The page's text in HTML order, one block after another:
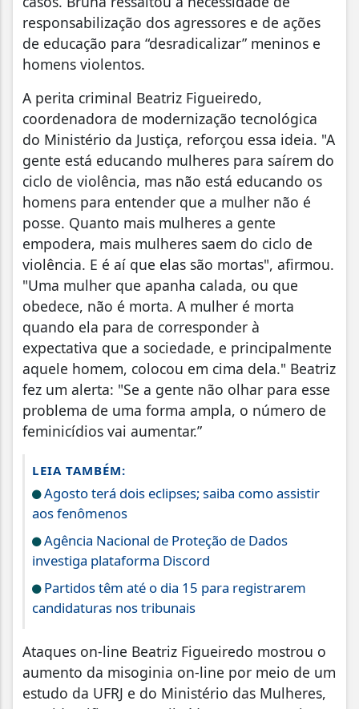
responsabilização dos agressores e de ações
de educação para “desradicalizar” meninos e
homens violentos.
A perita criminal Beatriz Figueiredo,
coordenadora de modernização tecnológica
do Ministério da Justiça, reforçou essa ideia. "A
gente está educando mulheres para saírem do
ciclo de violência, mas não está educando os
homens para entender que a mulher não é
posse. Quanto mais mulheres a gente
empodera, mais mulheres saem do ciclo de
violência. E é aí que elas são mortas", afirmou.
"Uma mulher que apanha calada, ou que
obedece, não é morta. A mulher é morta
quando ela para de corresponder à
expectativa que a sociedade, e principalmente
aquele homem, colocou em cima dela." Beatriz
fez um alerta: "Se a gente não olhar para esse
problema de uma forma ampla, o número de
feminicídios vai aumentar.”
LEIA TAMBÉM:
Agosto terá dois eclipses; saiba como assistir
aos fenômenos
Agência Nacional de Proteção de Dados
investiga plataforma Discord
Partidos têm até o dia 15 para registrarem
candidaturas nos tribunais
Ataques on-line Beatriz Figueiredo mostrou o
aumento da misoginia on-line por meio de um
estudo da UFRJ e do Ministério das Mulheres,